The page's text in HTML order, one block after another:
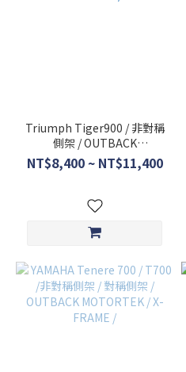
寸
標
準
版
側
架
Triumph Tiger900 / 非對稱
側架 / OUTBACK
MOTORTEK / X-FRAME /
NT$8,400 ~ NT$11,400